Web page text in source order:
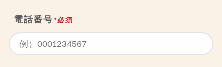
電話番号 *必須